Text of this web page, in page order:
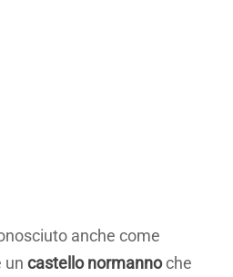
anche come
un castello normannoche